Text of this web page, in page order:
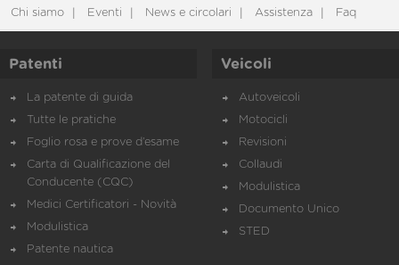
Chi siamo Eventi News e circolari Assistenza Faq
Patenti
La patente di guida
Tutte le pratiche
Foglio rosa e prove d’esame
Carta di Qualificazione del
Conducente (CQC)
Medici Certificatori - Novità
Modulistica
Patente nautica
Veicoli
Autoveicoli
Motocicli
Revisioni
Collaudi
Modulistica
Documento Unico
STED